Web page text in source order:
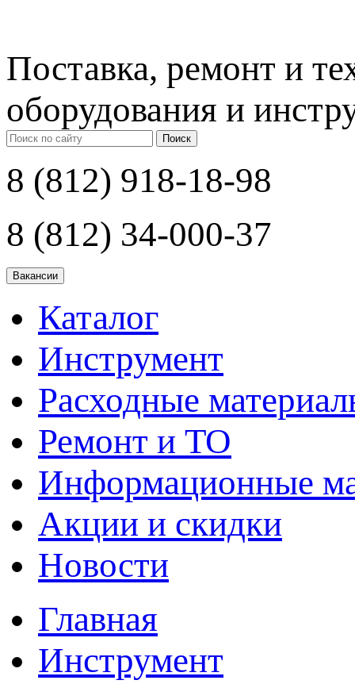
Поставка, ремонт и
оборудования и
Поиск
8 (812) 918-18-98
8 (812) 34-000-37
Каталог
Инструмент
Расходные
Ремонт и ТО
Информационные
Акции и скидки
Новости
Главная
Инструмент